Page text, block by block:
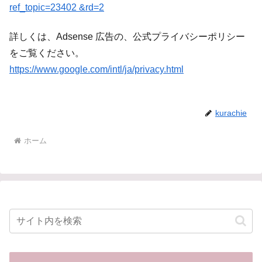
ref_topic=23402 &rd=2
詳しくは、Adsense 広告の、公式プライバシーポリシー
をご覧ください。
https://www.google.com/intl/ja/privacy.html
kurachie
ホーム